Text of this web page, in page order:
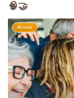
🧠🤝
#news